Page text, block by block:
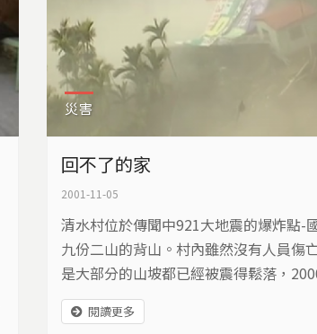
災害
回不了的家
2001-11-05
清水村位於傳聞中921大地震的爆炸點-
九份二山的背山。村內雖然沒有人員傷
是大部分的山坡都已經被震得鬆落，
場春雨，鬆動土石開始往下滑動。其實地
沒幾天，住屋與田地慢慢被走動的山坡撕
閱讀更多